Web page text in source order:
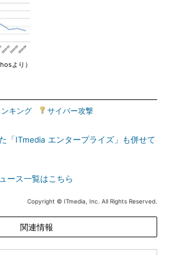
より）
ンキング サイバー攻撃
「ITmedia エンタープライズ」も併せて
ース一覧はこちら
Copyright © ITmedia, Inc. All Rights Reserved.
関連情報